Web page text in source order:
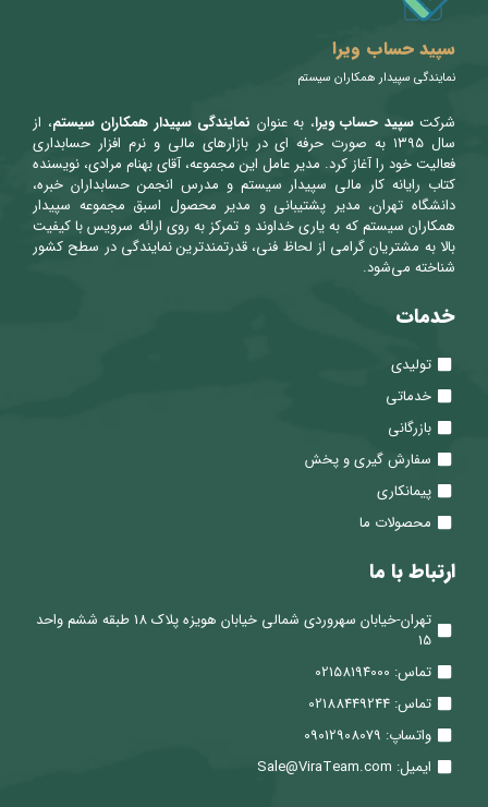
سپید حساب ویرا
نمایندگی سپیدار همکاران سیستم
شرکتسپید حساب ویرا، به عنوان نمایندگی سپیدار همکاران سیستم، از
سال ۱۳۹۵ به صورت حرفه ای در بازارهای مالی و نرم افزار حسابداری
فعالیت خود را آغاز کرد. مدیر عامل این مجموعه، آقای بهنام مرادی، نویسنده
کتاب رایانه کار مالی سپیدار سیستم و مدرس انجمن حسابداران خبره،
دانشگاه تهران، مدیر پشتیبانی و مدیر محصول اسبق مجموعه سپیدار
همکاران سیستم که به یاری خداوند و تمرکز به روی ارائه سرویس با کیفیت
بالا به مشتریان گرامی از لحاظ فنی، قدرتمندترین نمایندگی در سطح کشور
شناخته می‌شود.
خدمات
تولیدی
خدماتی
بازرگانی
سفارش گیری و پخش
پیمانکاری
محصولات ما
ارتباط با ما
تهران-خیابان سهروردی شمالی خیابان هویزه پلاک 18 طبقه ششم واحد
15
تماس: 02158194000
تماس: 02188449244
واتساپ: 09012908079
ایمیل: Sale@ViraTeam.com